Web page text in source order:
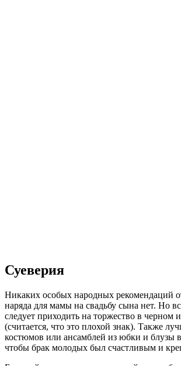
Суеверия
Никаких особых народных рекомендаций
наряда для мамы на свадьбу сына нет. Но
следует приходить на торжество в черном
(считается, что это плохой знак). Также
костюмов или ансамблей из юбки и блузы в
чтобы брак молодых был счастливым и